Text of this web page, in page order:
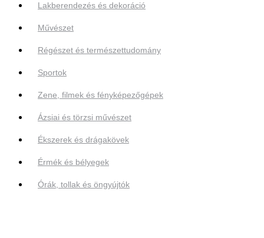
Lakberendezés és dekoráció
Művészet
Régészet és természettudomány
Sportok
Zene, filmek és fényképezőgépek
Ázsiai és törzsi művészet
Ékszerek és drágakövek
Érmék és bélyegek
Órák, tollak és öngyújtók